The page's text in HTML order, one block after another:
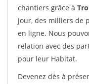
chantiers grâce à
jour, des milliers de
en ligne. Nous
relation avec des
pour leur Habitat.
Devenez dès à